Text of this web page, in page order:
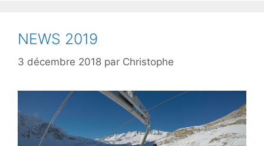
NEWS 2019
3 décembre 2018 par Christophe